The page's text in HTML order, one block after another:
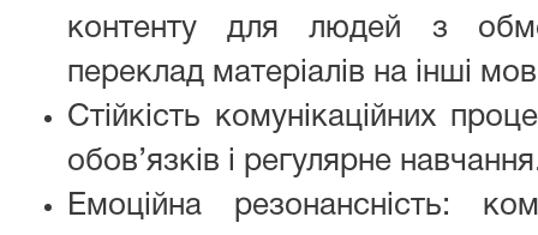
контенту для людей з
переклад матеріалів на інші
Стійкість комунікаційних
обов’язків і регулярне
Емоційна резонансність: